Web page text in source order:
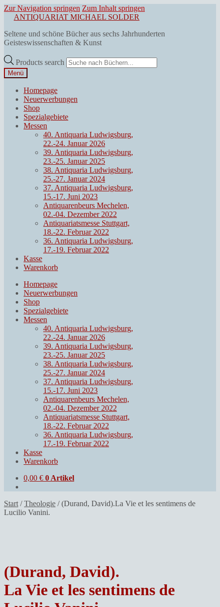
Zur Navigation springen Zum Inhalt springen
ANTIQUARIAT MICHAEL SOLDER
Seltene und schöne Bücher aus sechs Jahrhunderten
Geisteswissenschaften & Kunst
Products search
Menü
Homepage
Neuerwerbungen
Shop
Spezialgebiete
Messen
40. Antiquaria Ludwigsburg,
22.-24. Januar 2026
39. Antiquaria Ludwigsburg,
23.-25. Januar 2025
38. Antiquaria Ludwigsburg,
25.-27. Januar 2024
37. Antiquaria Ludwigsburg,
15.-17. Juni 2023
Antiquarenbeurs Mechelen,
02.-04. Dezember 2022
Antiquariatsmesse Stuttgart,
18.-22. Februar 2022
36. Antiquaria Ludwigsburg,
17.-19. Februar 2022
Kasse
Warenkorb
Homepage
Neuerwerbungen
Shop
Spezialgebiete
Messen
40. Antiquaria Ludwigsburg,
22.-24. Januar 2026
39. Antiquaria Ludwigsburg,
23.-25. Januar 2025
38. Antiquaria Ludwigsburg,
25.-27. Januar 2024
37. Antiquaria Ludwigsburg,
15.-17. Juni 2023
Antiquarenbeurs Mechelen,
02.-04. Dezember 2022
Antiquariatsmesse Stuttgart,
18.-22. Februar 2022
36. Antiquaria Ludwigsburg,
17.-19. Februar 2022
Kasse
Warenkorb
0,00 € 0 Artikel
Start /Theologie /(Durand, David).La Vie et les sentimens de
Lucilio Vanini.
(Durand, David).
La Vie et les sentimens de